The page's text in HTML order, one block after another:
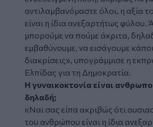
αντιλαμβανόμαστε όλοι, η αξία
είναι η ίδια ανεξαρτήτως φύλου.
μπορούμε να πούμε άκριτα,
εμβαθύνουμε, να εισάγουμε
διακρίσεις», υπογράμμισε η
Ελπίδας για τη Δημοκρατία.
Η γυναικοκτονία είναι
δηλαδή;
«Ναι σας είπα ακριβώς ότι
του ανθρώπου είναι η ίδια